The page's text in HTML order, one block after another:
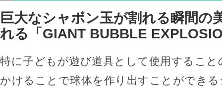
巨大なシャボン玉が割れる瞬間の
れる「GIANT BUBBLE
特に子どもが遊び道具として使用すること
かけることで球体を作り出すことができ